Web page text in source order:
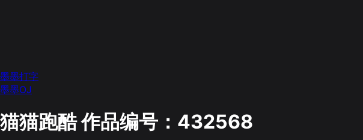
墨墨打字
墨墨OJ
猫猫跑酷作品编号：432568